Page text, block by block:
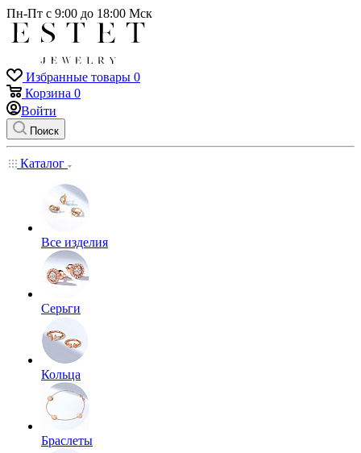
Пн-Пт с 9:00 до 18:00 Мск
Избранные товары 0
Корзина 0
Войти
Поиск
Каталог
Все изделия
Серьги
Кольца
Браслеты